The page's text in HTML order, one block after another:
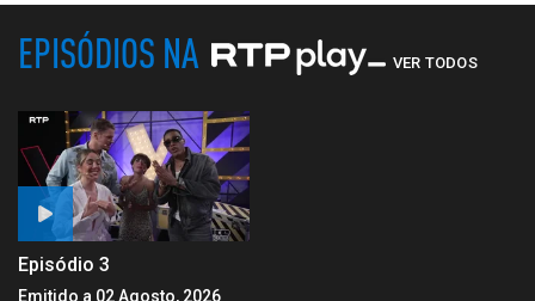
EPISÓDIOS NA VER TODOS
Episódio 3
Emitido a 02 Agosto, 2026